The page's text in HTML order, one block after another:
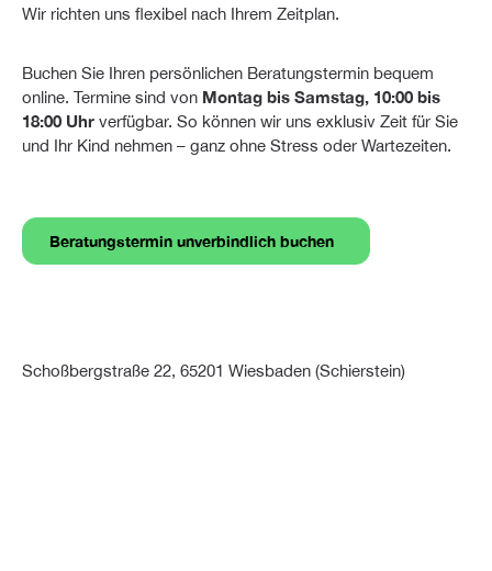
Wir richten uns flexibel nach Ihrem Zeitplan.
Buchen Sie Ihren persönlichen Beratungstermin bequem
online. Termine sind von Montag bis Samstag, 10:00 bis
18:00 Uhr verfügbar. So können wir uns exklusiv Zeit für Sie
und Ihr Kind nehmen – ganz ohne Stress oder Wartezeiten.
Beratungstermin unverbindlich buchen
Schoßbergstraße 22, 65201 Wiesbaden (Schierstein)